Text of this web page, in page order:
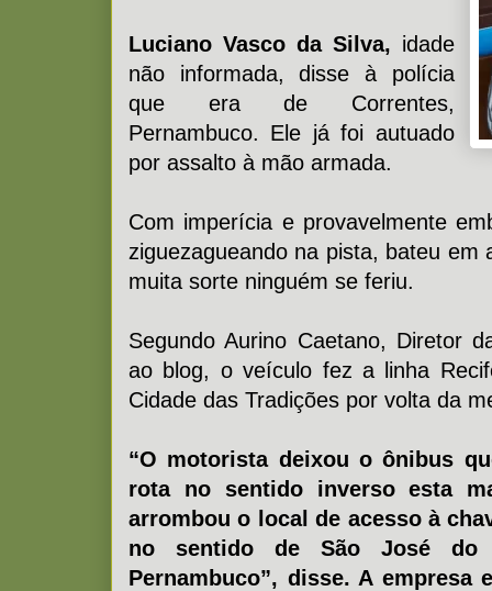
Luciano Vasco da Silva, idade
não informada, disse à polícia
que era de Correntes,
Pernambuco. Ele já foi autuado
por assalto à mão armada.
Com imperícia e provavelmente
ziguezagueando na pista, bateu em
muita sorte ninguém se feriu.
Segundo Aurino Caetano, Diretor
ao blog, o veículo fez a linha
Cidade das Tradições por volta da
“O motorista deixou o ônibus
rota no sentido inverso esta
arrombou o local de acesso à
no sentido de São José do
Pernambuco”, disse. A empresa